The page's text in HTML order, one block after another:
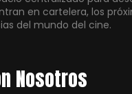
en cartelera, los
del mundo del cine.
Nosotros